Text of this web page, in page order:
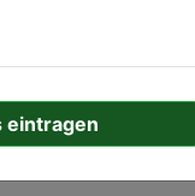
um
eintragen